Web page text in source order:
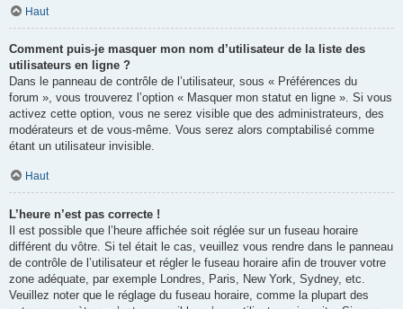
Haut
Comment puis-je masquer mon nom d’utilisateur de la liste des
utilisateurs en ligne ?
Dans le panneau de contrôle de l’utilisateur, sous « Préférences du
forum », vous trouverez l’option « Masquer mon statut en ligne ». Si vous
activez cette option, vous ne serez visible que des administrateurs, des
modérateurs et de vous-même. Vous serez alors comptabilisé comme
étant un utilisateur invisible.
Haut
L’heure n’est pas correcte !
Il est possible que l’heure affichée soit réglée sur un fuseau horaire
différent du vôtre. Si tel était le cas, veuillez vous rendre dans le panneau
de contrôle de l’utilisateur et régler le fuseau horaire afin de trouver votre
zone adéquate, par exemple Londres, Paris, New York, Sydney, etc.
Veuillez noter que le réglage du fuseau horaire, comme la plupart des